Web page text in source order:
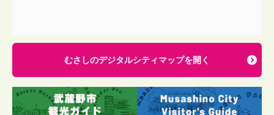
むさしのデジタルシティマップを開く